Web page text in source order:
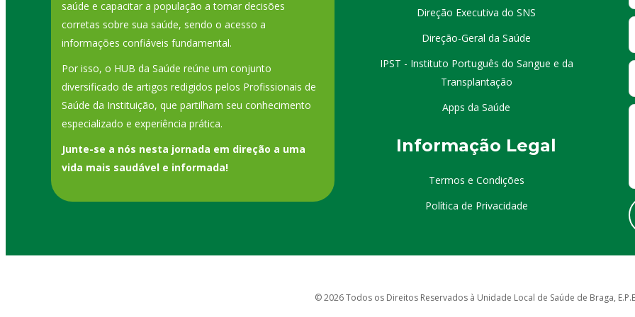
saúde e capacitar a população a tomar decisões
corretas sobre sua saúde, sendo o acesso a
informações confiáveis fundamental.
Por isso, o HUB da Saúde reúne um conjunto
diversificado de artigos redigidos pelos Profissionais de
Saúde da Instituição, que partilham seu conhecimento
especializado e experiência prática.
Junte-se a nós nesta jornada em direção a uma
vida mais saudável e informada!
Direção Executiva do SNS
Direção-Geral da Saúde
IPST - Instituto Português do Sangue e da
Transplantação
Apps da Saúde
Informação Legal
Termos e Condições
Política de Privacidade
© 2026 Todos os Direitos Reservados à Unidade Local de Saúde de Braga,